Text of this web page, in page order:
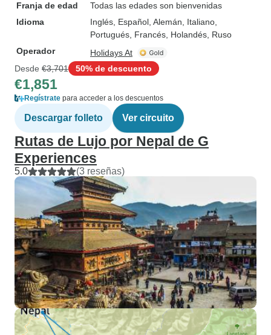
Franja de edad
Todas las edades son bienvenidas
Idioma
Inglés, Español, Alemán, Italiano,
Portugués, Francés, Holandés, Ruso
Operador
Holidays At
Desde €3,701 50% de descuento
€1,851
Regístrate para acceder a los descuentos
Descargar folleto Ver circuito
Rutas de Lujo por Nepal de G
Experiences
5.0 (3 reseñas)